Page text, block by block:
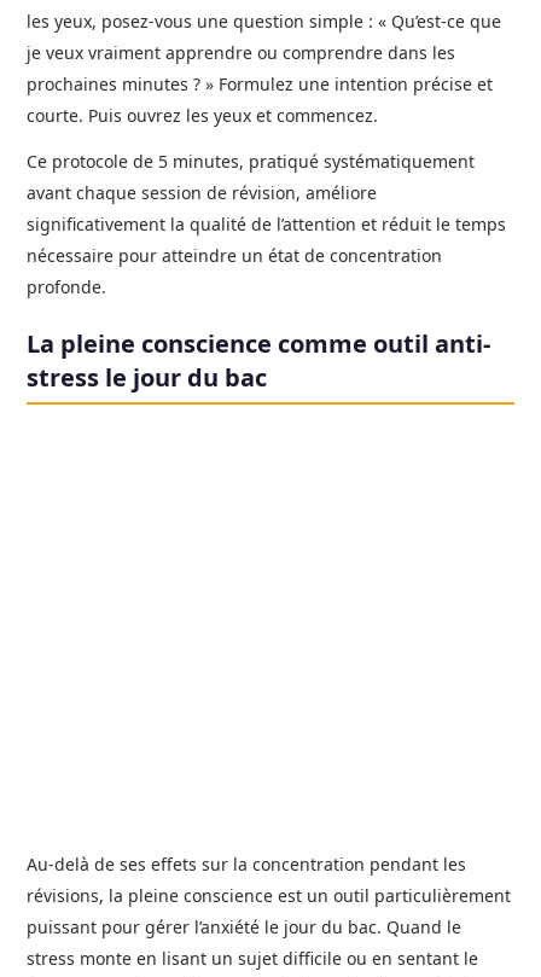
les yeux, posez-vous une question simple : « Qu’est-ce que
je veux vraiment apprendre ou comprendre dans les
prochaines minutes ? » Formulez une intention précise et
courte. Puis ouvrez les yeux et commencez.
Ce protocole de 5 minutes, pratiqué systématiquement
avant chaque session de révision, améliore
significativement la qualité de l’attention et réduit le temps
nécessaire pour atteindre un état de concentration
profonde.
La pleine conscience comme outil anti-
stress le jour du bac
Au-delà de ses effets sur la concentration pendant les
révisions, la pleine conscience est un outil particulièrement
puissant pour gérer l’anxiété le jour du bac. Quand le
stress monte en lisant un sujet difficile ou en sentant le